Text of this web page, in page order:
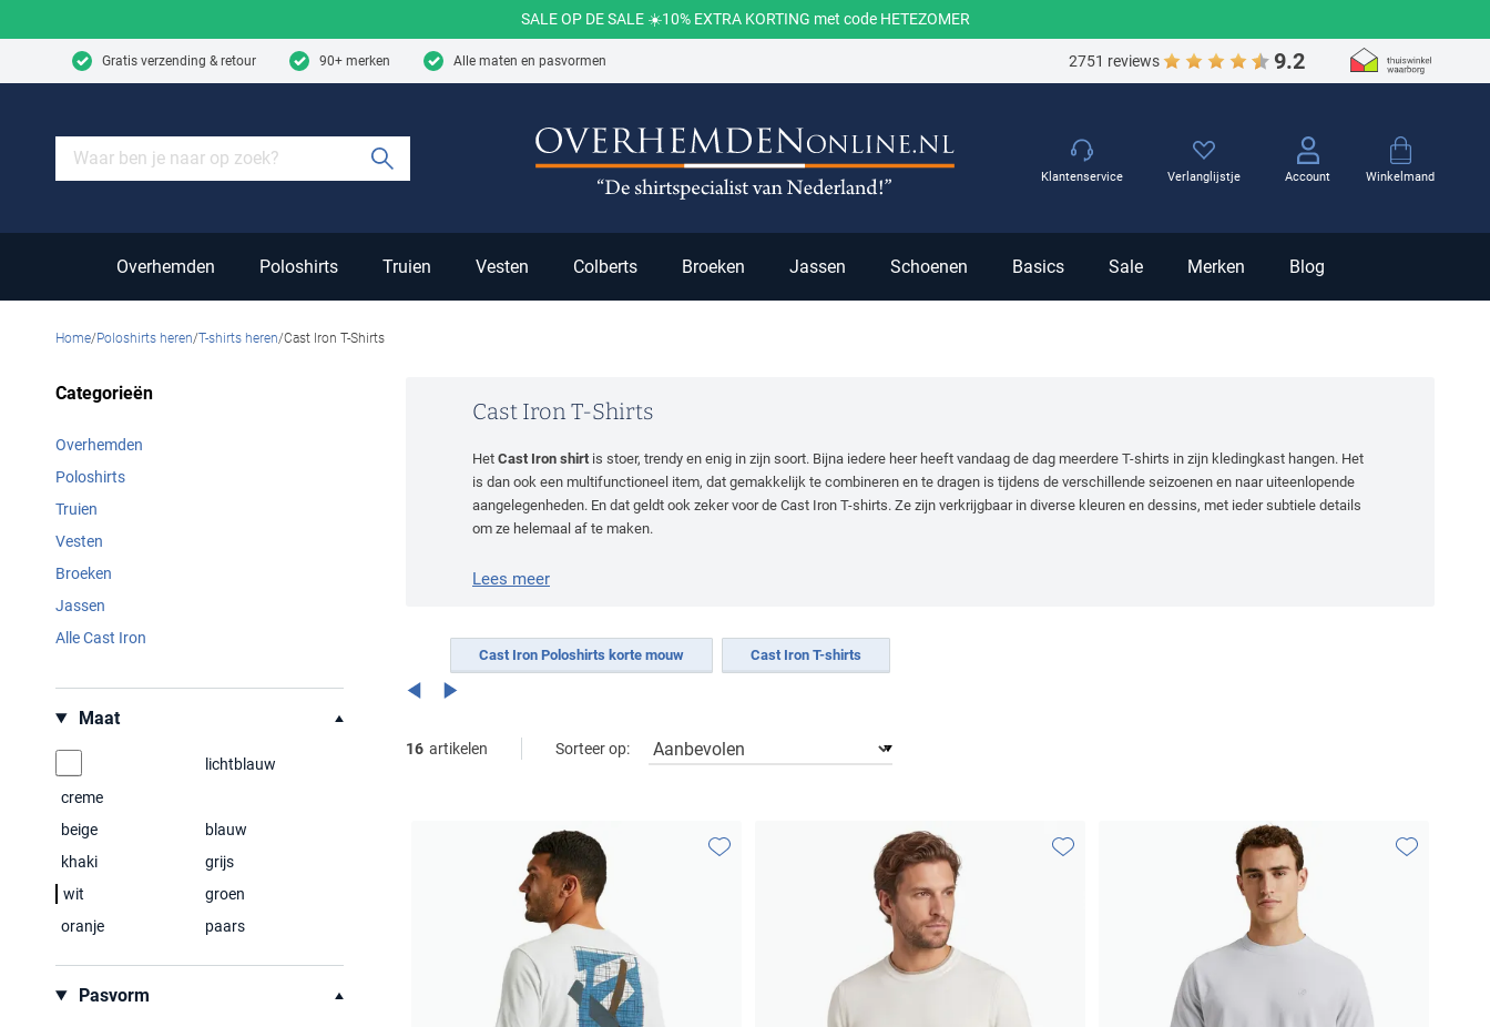
SALE OP DE SALE ☀️10% EXTRA KORTING met code HETEZOMER
Gratis verzending & retour 90+ merken Alle maten en pasvormen 2751 reviews 9.2
Winkelmand
Overhemden Poloshirts Truien Vesten Colberts Broeken Jassen Schoenen Basics Sale Merken Blog
Klantenservice Verlanglijstje Account
Home Poloshirts heren T-shirts heren Cast Iron T-Shirts
Cast Iron T-Shirts
Het Cast Iron shirt is stoer, trendy en enig in zijn soort. Bijna iedere heer heeft vandaag de dag meerdere T-shirts in zijn kledingkast hangen. Het
is dan ook een multifunctioneel item, dat gemakkelijk te combineren en te dragen is tijdens de verschillende seizoenen en naar uiteenlopende
aangelegenheden. En dat geldt ook zeker voor de Cast Iron T-shirts. Ze zijn verkrijgbaar in diverse kleuren en dessins, met ieder subtiele details
om ze helemaal af te maken.
Lees meer
Cast Iron Poloshirts korte mouw Cast Iron T-shirts
Categorieën
Overhemden
Poloshirts
Truien
Vesten
Broeken
Jassen
Alle Cast Iron
Maat
creme
lichtblauw
beige
blauw
khaki
grijs
wit
groen
oranje
paars
Pasvorm
16 artikelen Sorteer op:
Toevoegen aan favorieten